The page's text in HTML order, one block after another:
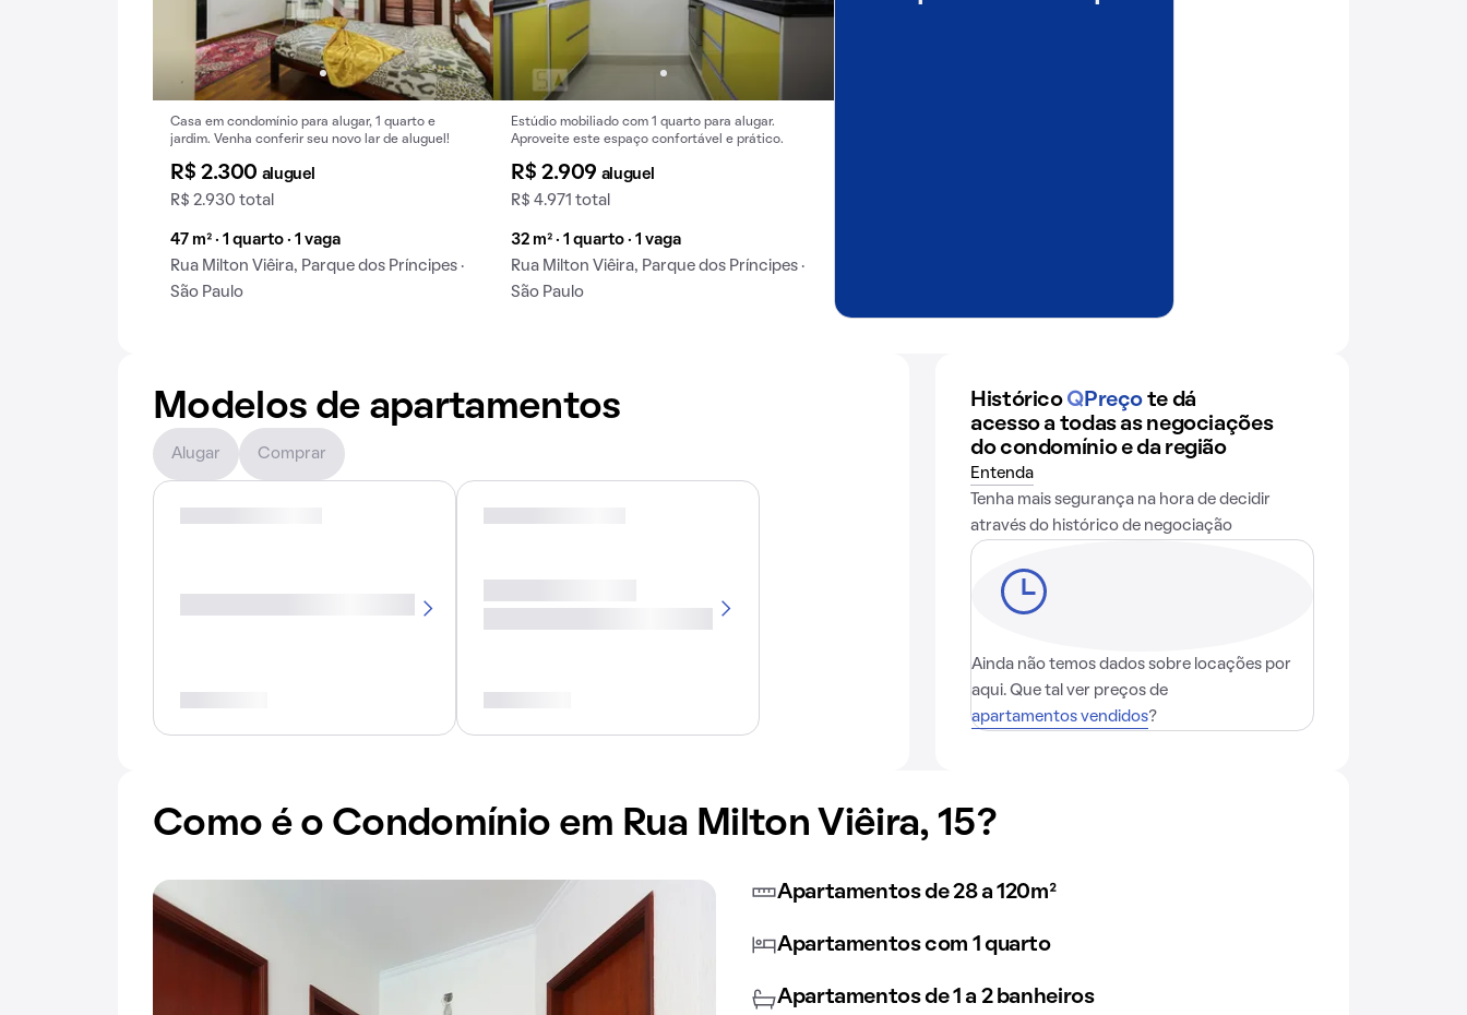
Casa em condomínio para alugar, 1 quarto e
jardim. Venha conferir seu novo lar de aluguel!
R$ 2.300 aluguel
R$ 2.930 total
47 m² · 1 quarto · 1 vaga
Rua Milton Viêira, Parque dos Príncipes ·
São Paulo
Estúdio mobiliado com 1 quarto para alugar.
Aproveite este espaço confortável e prático.
R$ 2.909 aluguel
R$ 4.971 total
32 m² · 1 quarto · 1 vaga
Rua Milton Viêira, Parque dos Príncipes ·
São Paulo
Modelos de apartamentos
Alugar Comprar
Histórico QPreço te dá
acesso a todas as negociações
do condomínio e da região
Entenda
Tenha mais segurança na hora de decidir
através do histórico de negociação
Ainda não temos dados sobre locações por
aqui. Que tal ver preços de
apartamentos vendidos?
Como é o Condomínio em Rua Milton Viêira, 15?
Apartamentos de 28 a 120m²
Apartamentos com 1 quarto
Apartamentos de 1 a 2 banheiros